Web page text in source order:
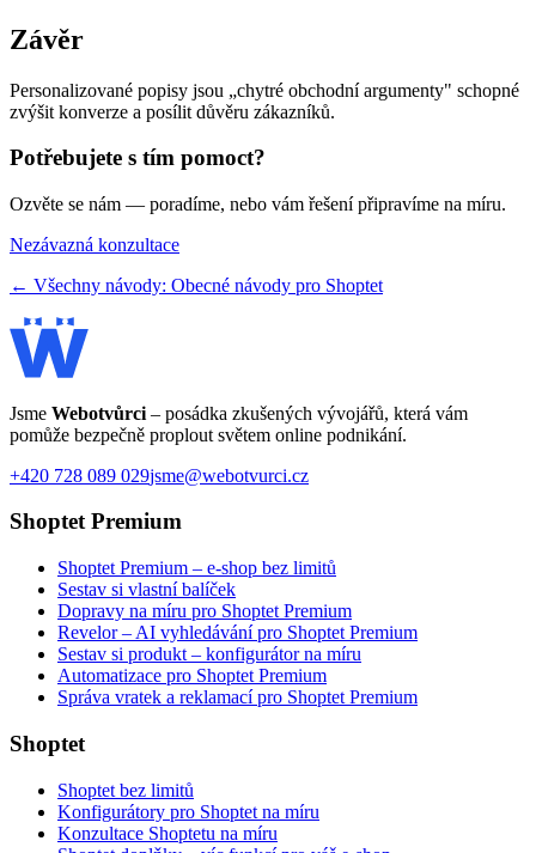
Závěr
Personalizované popisy jsou „chytré obchodní argumenty" schopné
zvýšit konverze a posílit důvěru zákazníků.
Potřebujete s tím pomoct?
Ozvěte se nám — poradíme, nebo vám řešení připravíme na míru.
Nezávazná konzultace
← Všechny návody: Obecné návody pro Shoptet
Jsme Webotvůrci – posádka zkušených vývojářů, která vám
pomůže bezpečně proplout světem online podnikání.
+420 728 089 029jsme@webotvurci.cz
Shoptet Premium
Shoptet Premium – e-shop bez limitů
Sestav si vlastní balíček
Dopravy na míru pro Shoptet Premium
Revelor – AI vyhledávání pro Shoptet Premium
Sestav si produkt – konfigurátor na míru
Automatizace pro Shoptet Premium
Správa vratek a reklamací pro Shoptet Premium
Shoptet
Shoptet bez limitů
Konfigurátory pro Shoptet na míru
Konzultace Shoptetu na míru